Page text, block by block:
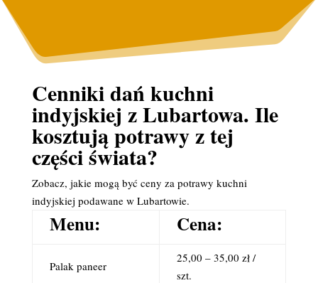
Cenniki dań kuchni
indyjskiej z Lubartowa. Ile
kosztują potrawy z tej
części świata?
Zobacz, jakie mogą być ceny za potrawy kuchni
indyjskiej podawane w Lubartowie.
Menu: Cena:
Palak paneer
25,00 – 35,00 zł /
szt.